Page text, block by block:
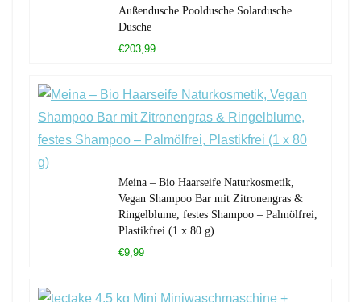
Außendusche Pooldusche Solardusche
Dusche
€203,99
Meina – Bio Haarseife Naturkosmetik,
Vegan Shampoo Bar mit Zitronengras &
Ringelblume, festes Shampoo – Palmölfrei,
Plastikfrei (1 x 80 g)
€9,99